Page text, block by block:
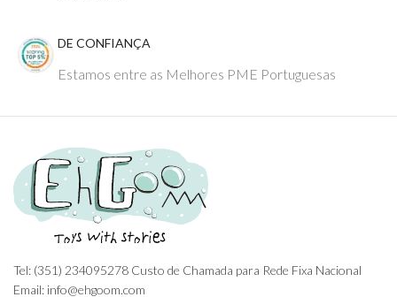
DE CONFIANÇA
Estamos entre as Melhores PME Portuguesas
Tel: (351) 234095278 Custo de Chamada para Rede Fixa Nacional
Email: info@ehgoom.com